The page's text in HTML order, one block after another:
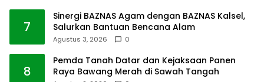
7
Sinergi BAZNAS Agam dengan BAZNAS Kalsel,
Salurkan Bantuan Bencana Alam
Agustus 3, 2026 0
8
Pemda Tanah Datar dan Kejaksaan Panen
Raya Bawang Merah di Sawah Tangah